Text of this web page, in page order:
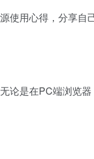
使用心得，分享
是在PC端浏览